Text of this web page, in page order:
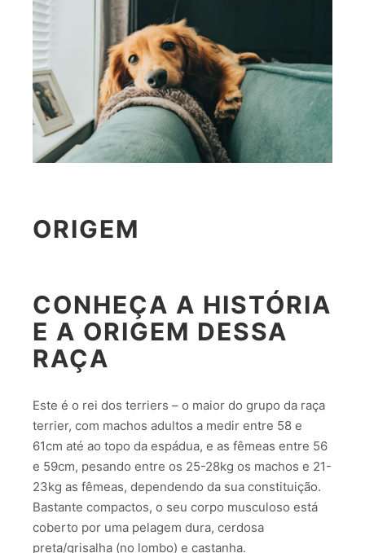
ORIGEM
CONHEÇA A HISTÓRIA
E A ORIGEM DESSA
RAÇA
Este é o rei dos terriers – o maior do grupo da raça
terrier, com machos adultos a medir entre 58 e
61cm até ao topo da espádua, e as fêmeas entre 56
e 59cm, pesando entre os 25-28kg os machos e 21-
23kg as fêmeas, dependendo da sua constituição.
Bastante compactos, o seu corpo musculoso está
coberto por uma pelagem dura, cerdosa
preta/grisalha (no lombo) e castanha.